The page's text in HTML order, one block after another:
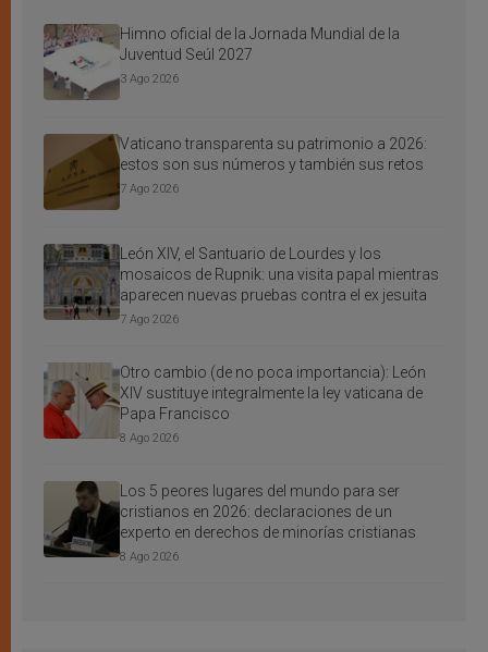
Himno oficial de la Jornada Mundial de la
Juventud Seúl 2027
3 Ago 2026
Vaticano transparenta su patrimonio a 2026:
estos son sus números y también sus retos
7 Ago 2026
León XIV, el Santuario de Lourdes y los
mosaicos de Rupnik: una visita papal mientras
aparecen nuevas pruebas contra el ex jesuita
7 Ago 2026
Otro cambio (de no poca importancia): León
XIV sustituye integralmente la ley vaticana de
Papa Francisco
8 Ago 2026
Los 5 peores lugares del mundo para ser
cristianos en 2026: declaraciones de un
experto en derechos de minorías cristianas
8 Ago 2026